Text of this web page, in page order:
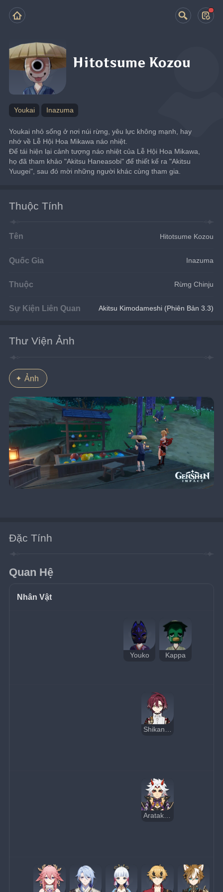
Hitotsume Kozou
Youkai Inazuma
Youkai nhỏ sống ở nơi núi rừng, yêu lực không mạnh, hay
nhớ về Lễ Hội Hoa Mikawa náo nhiệt.
Để tái hiện lại cảnh tượng náo nhiệt của Lễ Hội Hoa Mikawa,
họ đã tham khảo "Akitsu Haneasobi" để thiết kế ra "Akitsu
Yuugei", sau đó mời những người khác cùng tham gia.
Thuộc Tính
Tên Hitotsume Kozou
Quốc Gia Inazuma
Thuộc Rừng Chinju
Sự Kiện Liên Quan Akitsu Kimodameshi (Phiên Bản 3.3)
Thư Viện Ảnh
Ảnh
Đặc Tính
Quan Hệ
Nhân Vật
Youko Kappa
Shikanoin Heizou
Arataki Itto